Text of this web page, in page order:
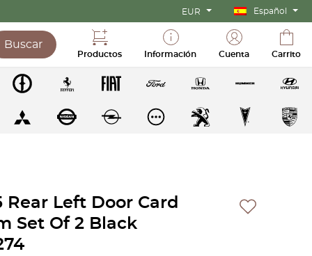
EUR Español
Buscar
Productos Información Cuenta Carrito
Rear Left Door Card
Set Of 2 Black